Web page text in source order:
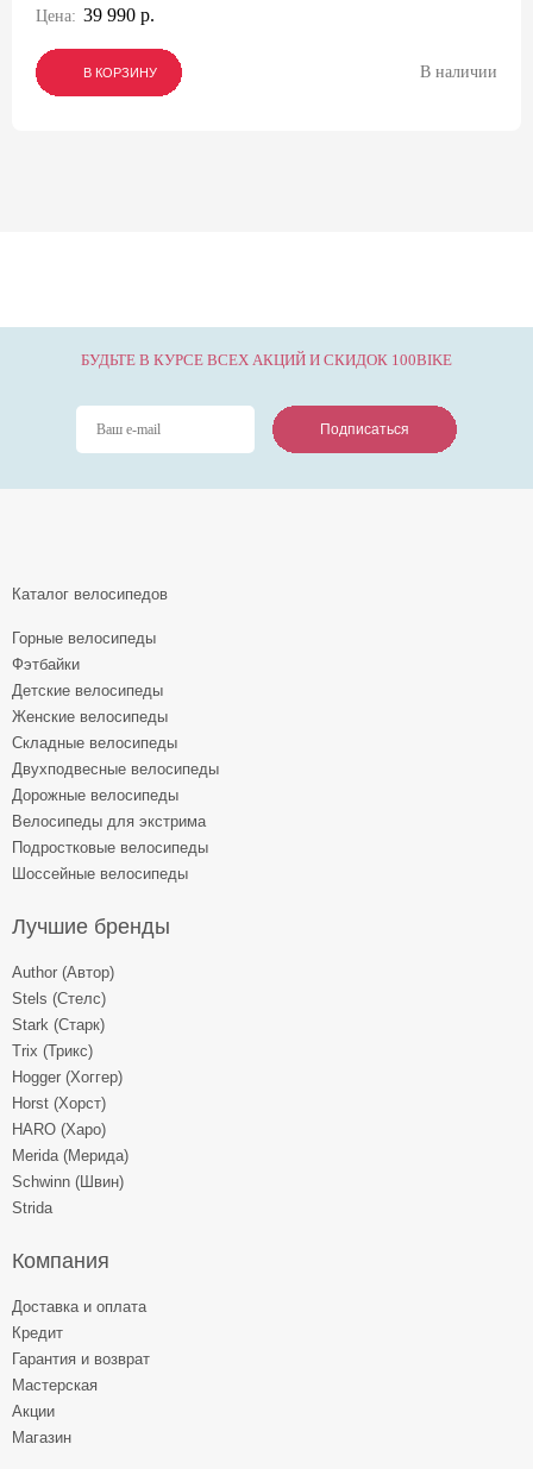
Цена: 39 990 р.
В КОРЗИНУ
В КОРЗИНУ
В КОРЗИНУ В наличии
БУДЬТЕ В КУРСЕ ВСЕХ АКЦИЙ И СКИДОК 100BIKE
Подписаться
Подписаться
Подписаться
Каталог велосипедов
Горные велосипеды
Фэтбайки
Детские велосипеды
Женские велосипеды
Складные велосипеды
Двухподвесные велосипеды
Дорожные велосипеды
Велосипеды для экстрима
Подростковые велосипеды
Шоссейные велосипеды
Лучшие бренды
Author (Автор)
Stels (Стелс)
Stark (Старк)
Trix (Трикс)
Hogger (Хоггер)
Horst (Хорст)
HARO (Харо)
Merida (Мерида)
Schwinn (Швин)
Strida
Компания
Доставка и оплата
Кредит
Гарантия и возврат
Мастерская
Акции
Магазин